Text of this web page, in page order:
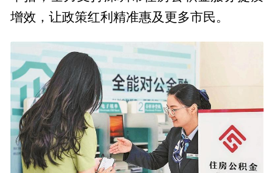
增效，让政策红利精准惠及更多市民。